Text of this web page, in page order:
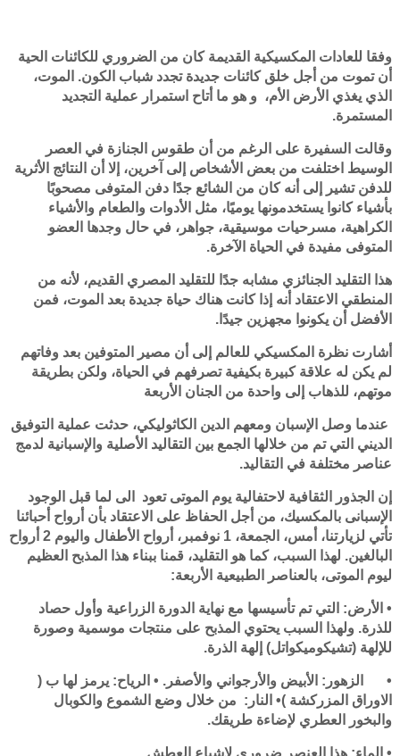
وفقا للعادات المكسيكية القديمة كان من الضروري للكائنات الحية
أن تموت من أجل خلق كائنات جديدة تجدد شباب الكون. الموت،
الذي يغذي الأرض الأم، و هو ما أتاح استمرار عملية التجديد
المستمرة.
وقالت السفيرة على الرغم من أن طقوس الجنازة في العصر
الوسيط اختلفت من بعض الأشخاص إلى آخرين، إلا أن النتائج الأثرية
للدفن تشير إلى أنه كان من الشائع جدًا دفن المتوفى مصحوبًا
بأشياء كانوا يستخدمونها يوميًا، مثل الأدوات والطعام والأشياء
الكراهية، مسرحيات موسيقية، جواهر، في حال وجدها العضو
المتوفى مفيدة في الحياة الآخرة.
هذا التقليد الجنائزي مشابه جدًا للتقليد المصري القديم، لأنه من
المنطقي الاعتقاد أنه إذا كانت هناك حياة جديدة بعد الموت، فمن
الأفضل أن يكونوا مجهزين جيدًا.
أشارت نظرة المكسيكي للعالم إلى أن مصير المتوفين بعد وفاتهم
لم يكن له علاقة كبيرة بكيفية تصرفهم في الحياة، ولكن بطريقة
موتهم، للذهاب إلى واحدة من الجنان الأربعة
عندما وصل الإسبان ومعهم الدين الكاثوليكي، حدثت عملية التوفيق
الديني التي تم من خلالها الجمع بين التقاليد الأصلية والإسبانية لدمج
عناصر مختلفة في التقاليد.
إن الجذور الثقافية لاحتفالية يوم الموتى تعود الى لما قبل الوجود
الإسبانى بالمكسيك، من أجل الحفاظ على الاعتقاد بأن أرواح أحبائنا
تأتي لزيارتنا، أمس، الجمعة، 1 نوفمبر، أرواح الأطفال واليوم 2 أرواح
البالغين. لهذا السبب، كما هو التقليد، قمنا ببناء هذا المذبح العظيم
ليوم الموتى، بالعناصر الطبيعية الأربعة:
• الأرض: التي تم تأسيسها مع نهاية الدورة الزراعية وأول حصاد
للذرة. ولهذا السبب يحتوي المذبح على منتجات موسمية وصورة
للإلهة (تشيكوميكواتل) إلهة الذرة.
•
الزهور: الأبيض والأرجواني والأصفر. • الرياح: يرمز لها ب (
الاوراق المزركشة )• النار: من خلال وضع الشموع والكوبال
والبخور العطري لإضاءة طريقك.
• الماء: هذا العنصر ضروري لإشباع العطش.